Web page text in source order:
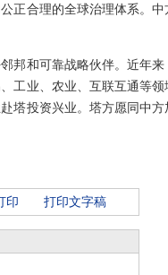
正合理的全球治理体系。中
邦和可靠战略伙伴。近年来
工业、农业、互联互通等领
塔投资兴业。塔方愿同中方
印 打印文字稿